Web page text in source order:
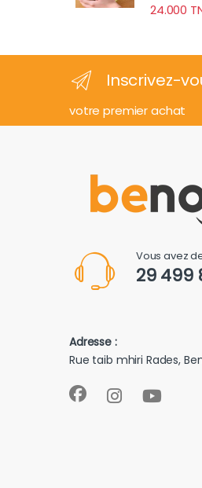
24.000
Inscrivez-
votre premier achat
Vous avez
29 499
Adresse :
Rue taib mhiri Rades,